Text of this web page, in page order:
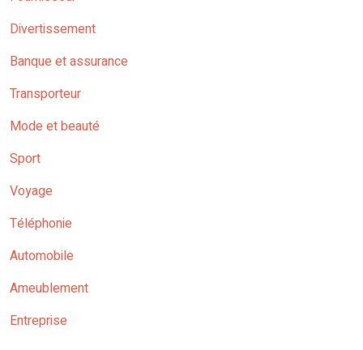
Divertissement
Banque et assurance
Transporteur
Mode et beauté
Sport
Voyage
Téléphonie
Automobile
Ameublement
Entreprise